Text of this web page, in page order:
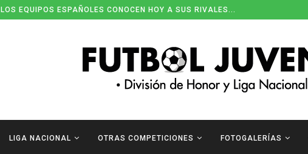
LOS EQUIPOS ESPAÑOLES CONOCEN HOY A SUS RIVALES...
LIGA NACIONAL OTRAS COMPETICIONES FOTOGALERÍAS